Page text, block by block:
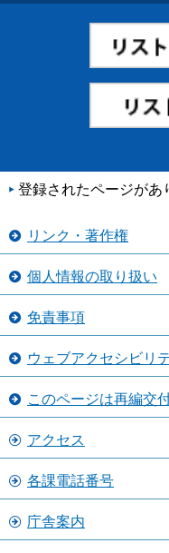
登録されたページがあ
リンク・著作権
個人情報の取り扱い
免責事項
ウェブアクセシビリ
このページは再編交
アクセス
各課電話番号
庁舎案内